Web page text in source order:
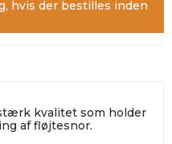
hvis der bestilles inden
kvalitet som holder
af fløjtesnor.